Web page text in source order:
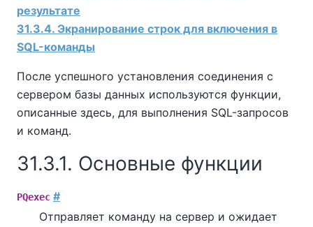
результате
31.3.4. Экранирование строк для включения в
SQL-команды
После успешного установления соединения с
сервером базы данных используются функции,
описанные здесь, для выполнения SQL-запросов
и команд.
31.3.1. Основные функции
PQexec #
Отправляет команду на сервер и ожидает